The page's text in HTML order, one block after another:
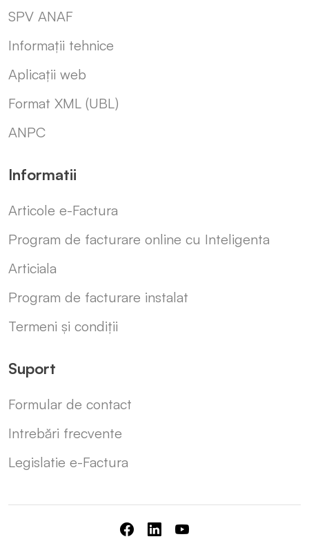
SPV ANAF
Informații tehnice
Aplicații web
Format XML (UBL)
ANPC
Informatii
Articole e-Factura
Program de facturare online cu Inteligenta
Articiala
Program de facturare instalat
Termeni și condiții
Suport
Formular de contact
Intrebări frecvente
Legislatie e-Factura